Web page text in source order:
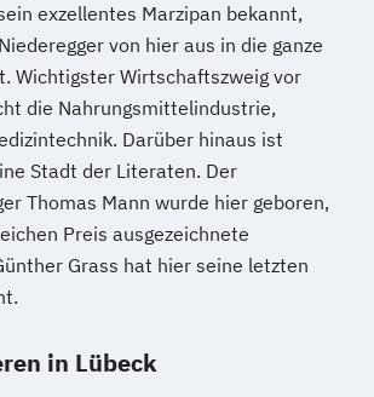
exzellentes Marzipan bekannt,
von hier aus in die ganze
Wichtigster Wirtschaftszweig vor
die Nahrungsmittelindustrie,
Darüber hinaus ist
Stadt der Literaten. Der
Thomas Mann wurde hier geboren,
Preis ausgezeichnete
Grass hat hier seine letzten
in Lübeck